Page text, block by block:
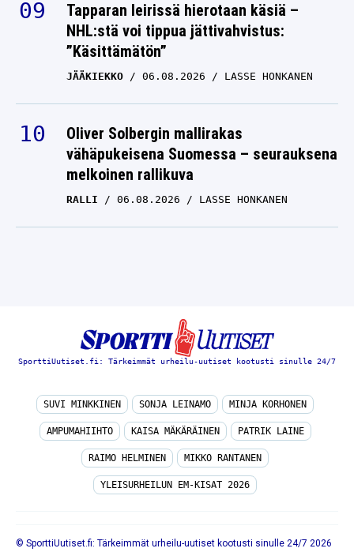
Tapparan leirissä hierotaan käsiä –
NHL:stä voi tippua jättivahvistus:
”Käsittämätön”
JÄÄKIEKKO 06.08.2026 LASSE HONKANEN
Oliver Solbergin mallirakas
vähäpukeisena Suomessa – seurauksena
melkoinen rallikuva
RALLI 06.08.2026 LASSE HONKANEN
SporttiUutiset.fi: Tärkeimmät urheilu-uutiset kootusti sinulle 24/7
SUVI MINKKINEN SONJA LEINAMO MINJA KORHONEN
AMPUMAHIIHTO KAISA MÄKÄRÄINEN PATRIK LAINE
RAIMO HELMINEN MIKKO RANTANEN
YLEISURHEILUN EM-KISAT 2026
© SporttiUutiset.fi: Tärkeimmät urheilu-uutiset kootusti sinulle 24/7 2026